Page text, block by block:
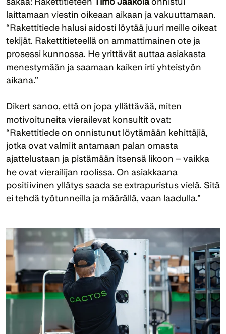
laittamaan viestin oikeaan aikaan ja vakuuttamaan.
“Rakettitiede halusi aidosti löytää juuri meille oikeat
tekijät. Rakettitieteellä on ammattimainen ote ja
prosessi kunnossa. He yrittävät auttaa asiakasta
menestymään ja saamaan kaiken irti yhteistyön
aikana.”
Dikert sanoo, että on jopa yllättävää, miten
motivoituneita vierailevat konsultit ovat:
“Rakettitiede on onnistunut löytämään kehittäjiä,
jotka ovat valmiit antamaan palan omasta
ajattelustaan ja pistämään itsensä likoon – vaikka
he ovat vierailijan roolissa. On asiakkaana
positiivinen yllätys saada se extrapuristus vielä. Sitä
ei tehdä työtunneilla ja määrällä, vaan laadulla.”